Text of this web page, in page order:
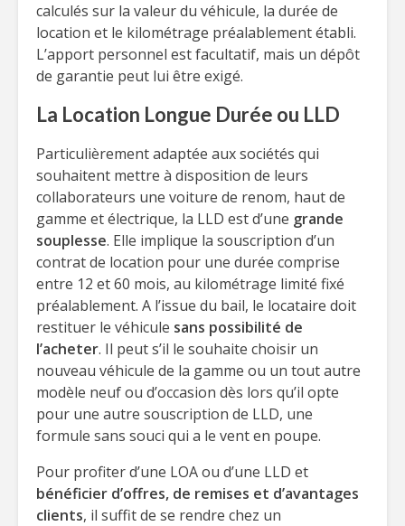
calculés sur la valeur du véhicule, la durée de
location et le kilométrage préalablement établi.
L’apport personnel est facultatif, mais un dépôt
de garantie peut lui être exigé.
La Location Longue Durée ou LLD
Particulièrement adaptée aux sociétés qui
souhaitent mettre à disposition de leurs
collaborateurs une voiture de renom, haut de
gamme et électrique, la LLD est d’une grande
souplesse. Elle implique la souscription d’un
contrat de location pour une durée comprise
entre 12 et 60 mois, au kilométrage limité fixé
préalablement. A l’issue du bail, le locataire doit
restituer le véhicule sans possibilité de
l’acheter. Il peut s’il le souhaite choisir un
nouveau véhicule de la gamme ou un tout autre
modèle neuf ou d’occasion dès lors qu’il opte
pour une autre souscription de LLD, une
formule sans souci qui a le vent en poupe.
Pour profiter d’une LOA ou d’une LLD et
bénéficier d’offres, de remises et d’avantages
clients, il suffit de se rendre chez un